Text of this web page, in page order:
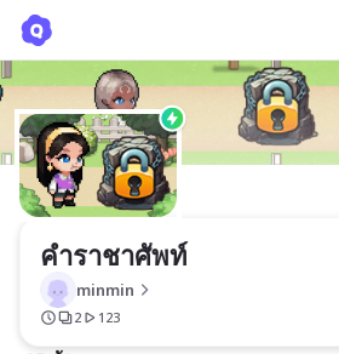
คำราชาศัพท์
minmin
2 123